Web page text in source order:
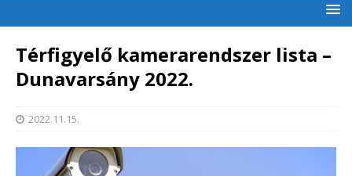
Térfigyelő kamerarendszer lista –
Dunavarsány 2022.
2022.11.15.